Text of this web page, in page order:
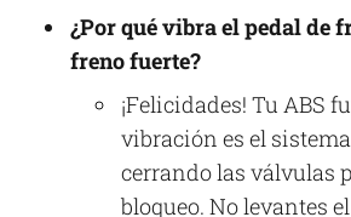
¿Por qué vibra el pedal de
freno fuerte?
¡Felicidades! Tu ABS
vibración es el
cerrando las válvulas
bloqueo. No levantes